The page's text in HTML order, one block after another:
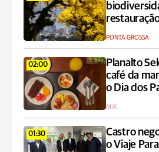
PONTA GROSSA
02:00
Planalto
café da
o Dia dos
MIX
01:30
Castro
o Viaje